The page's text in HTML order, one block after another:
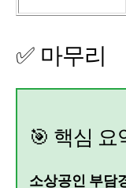
✅ 마무리
🎯 핵심 요
소상공인 부담